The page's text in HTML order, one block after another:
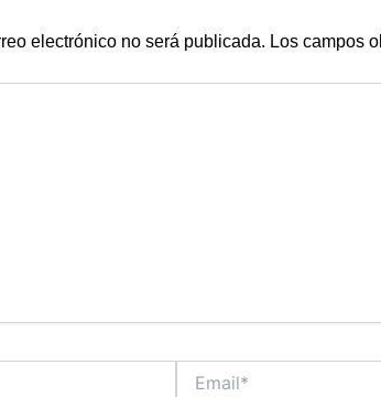
electrónico no será publicada. Los campos